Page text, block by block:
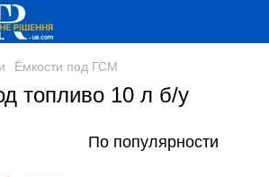
Ёмкости под ГСМ
топливо 10 л б/у
По популярности